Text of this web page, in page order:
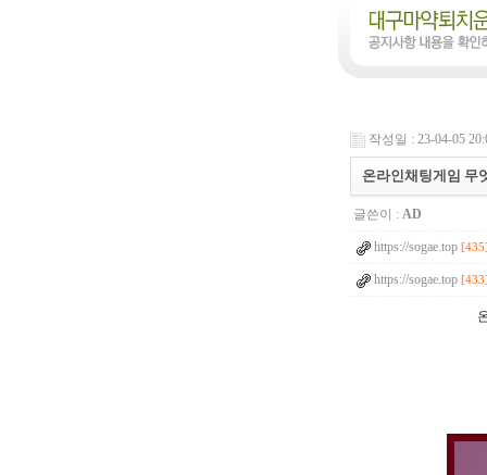
작성일 : 23-04-05
온­라­인­채­팅­게­임 무
글쓴이 : AD
https://sogae.top
https://sogae.top